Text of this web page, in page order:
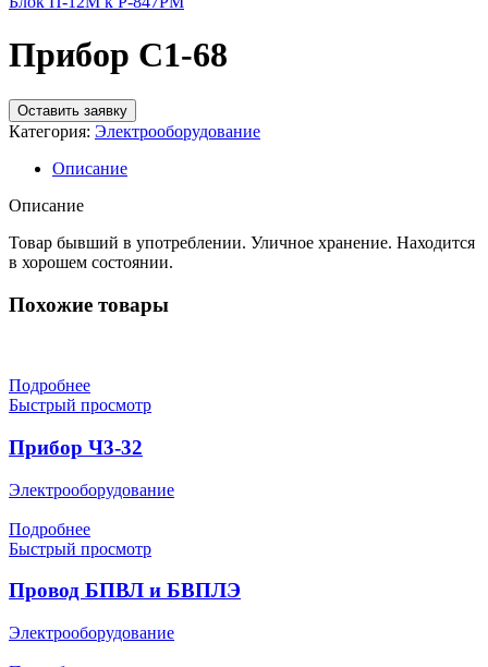
Прибор С1-68
Оставить заявку
Категория: Электрооборудование
Описание
Описание
Товар бывший в употреблении. Уличное хранение. Находится
в хорошем состоянии.
Похожие товары
Подробнее
Быстрый просмотр
Прибор Ч3-32
Электрооборудование
Подробнее
Быстрый просмотр
Провод БПВЛ и БВПЛЭ
Электрооборудование